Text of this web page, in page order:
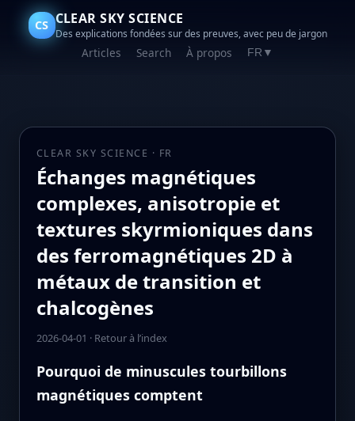
CS CLEAR SKY SCIENCE
Des explications fondées sur des preuves, avec peu de jargon
Articles Search À propos FR ▼
CLEAR SKY SCIENCE · FR
Échanges magnétiques
complexes, anisotropie et
textures skyrmioniques dans
des ferromagnétiques 2D à
métaux de transition et
chalcogènes
2026-04-01 · Retour à l’index
Pourquoi de minuscules tourbillons
magnétiques comptent